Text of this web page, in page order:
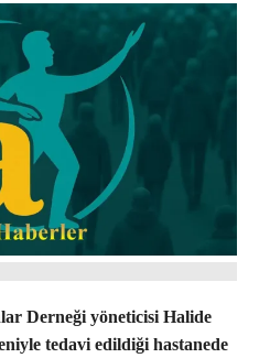
Derneği yöneticisi Halide
tedavi edildiği hastanede